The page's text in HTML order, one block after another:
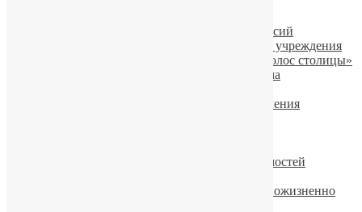
«Звездный путь» из зависимости и депрессий
Реабилитационные центры – не лечебные учреждения
Юрий Пакин про алкоголизм на радио «Голос столицы»
Бен Аффлек проходит лечение алкоголизма
Китайцы показывают путь успешного лечения
Аэробика и питание при лечении зависимостей
В Техасе пьяный автомобилист осужден пожизненно